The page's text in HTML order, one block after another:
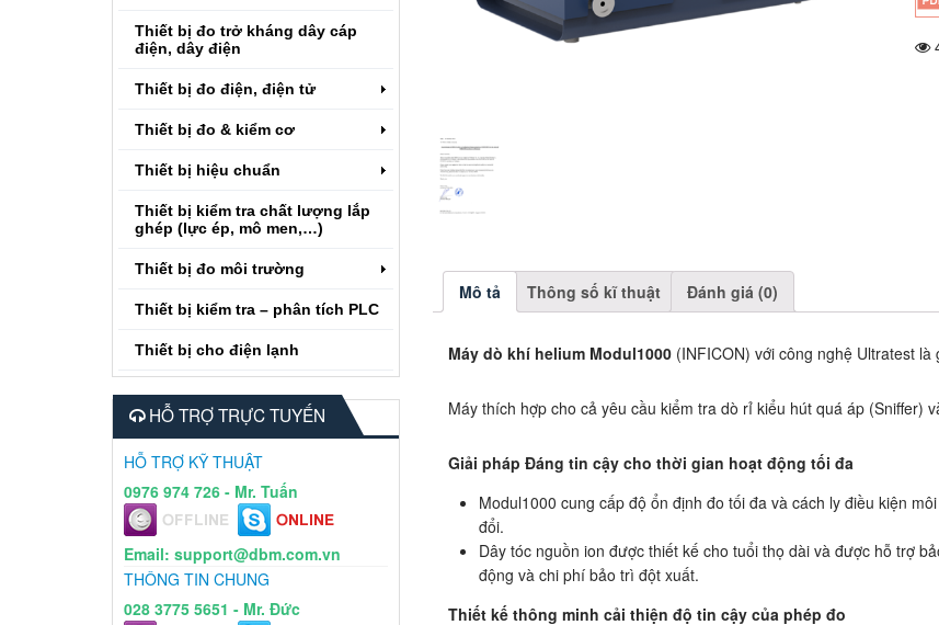
Thiết bị đo trở kháng dây cáp
điện, dây điện
Thiết bị đo điện, điện tử
Thiết bị đo & kiểm cơ
Thiết bị hiệu chuẩn
Thiết bị kiểm tra chất lượng lắp
ghép (lực ép, mô men,…)
Thiết bị đo môi trường
Thiết bị kiểm tra – phân tích PLC
Thiết bị cho điện lạnh
HỖ TRỢ TRỰC TUYẾN
HỖ TRỢ KỸ THUẬT
0976 974 726 - Mr. Tuấn
Email: support@dbm.com.vn
THÔNG TIN CHUNG
028 3775 5651 - Mr. Đức
Mô tả Thông số kĩ thuật Đánh giá (0)
Máy dò khí helium Modul1000(INFICON) với công nghệ Ultratest
Máy thích hợp cho cả yêu cầu kiểm tra dò rỉ kiểu hút quá áp (Sniffer)
Giải pháp Đáng tin cậy cho thời gian hoạt động tối đa
Modul1000 cung cấp độ ổn định đo tối đa và cách ly điều kiện
đổi.
Dây tóc nguồn ion được thiết kế cho tuổi thọ dài và được hỗ trợ
động và chi phí bảo trì đột xuất.
Thiết kế thông minh cải thiện độ tin cậy của phép đo